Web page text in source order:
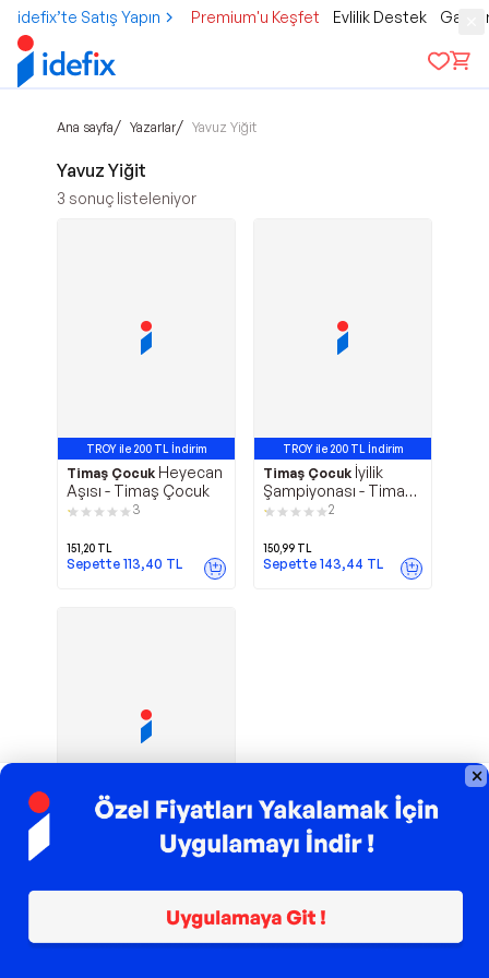
idefix’te Satış Yapın Premium'u Keşfet Evlilik Destek
Ana sayfa/ Yazarlar/ Yavuz Yiğit
Yavuz Yiğit
3 sonuç listeleniyor
TROY ile 200 TL İndirim
Timaş Çocuk Heyecan
Aşısı - Timaş Çocuk
3
151,20 TL
Sepette 113,40 TL
TROY ile 200 TL İndirim
Timaş Çocuk İyilik
Şampiyonası - Timaş
Çocuk
2
150,99 TL
Sepette 143,44 TL
TROY ile 200 TL İndirim
Okuldışı -